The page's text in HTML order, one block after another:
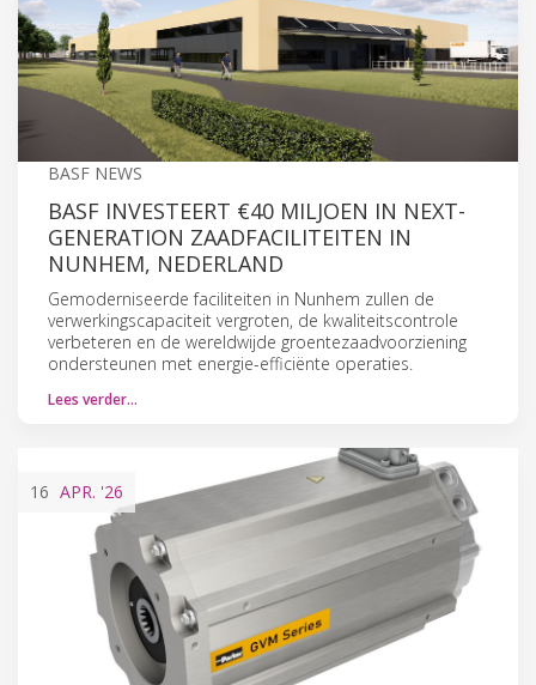
BASF NEWS
BASF INVESTEERT €40 MILJOEN IN NEXT-
GENERATION ZAADFACILITEITEN IN
NUNHEM, NEDERLAND
Gemoderniseerde faciliteiten in Nunhem zullen de
verwerkingscapaciteit vergroten, de kwaliteitscontrole
verbeteren en de wereldwijde groentezaadvoorziening
ondersteunen met energie-efficiënte operaties.
Lees verder…
16 APR. '26